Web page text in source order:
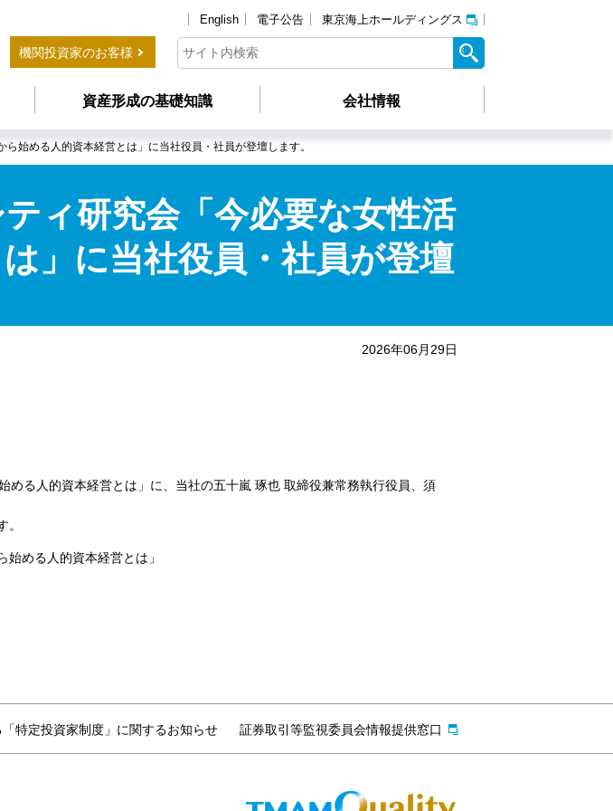
English 電子公告 東京海上ホールディングス
機関投資家のお客様
資産形成の基礎知識 会社情報
始める人的資本経営とは」に当社役員・社員が登壇します。
ィ研究会「今必要な女性活
」に当社役員・社員が登壇
2026年06月29日
る人的資本経営とは」に、当社の五十嵐 琢也 取締役兼常務執行役員、須
める人的資本経営とは」
「特定投資家制度」に関するお知らせ 証券取引等監視委員会情報提供窓口